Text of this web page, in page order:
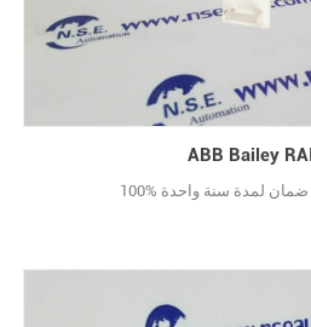
ABB Bailey
ضمان لمدة سنة واحدة